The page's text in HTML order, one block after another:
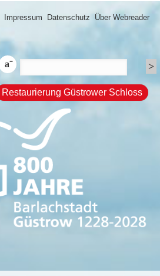
Impressum Datenschutz Über Webreader
Restaurierung Güstrower Schloss